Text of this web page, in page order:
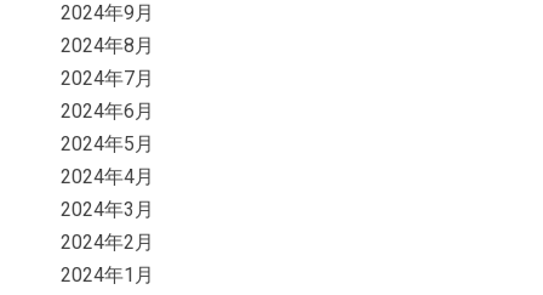
2024年9月
2024年8月
2024年7月
2024年6月
2024年5月
2024年4月
2024年3月
2024年2月
2024年1月